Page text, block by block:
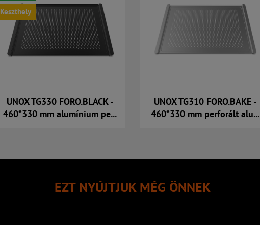
Keszthely
UNOX TG330 FORO.BLACK -
460*330 mm alumínium pe...
Kosárba
UNOX TG310 FORO.BAKE -
460*330 mm perforált alu...
Kosárba
EZT NYÚJTJUK MÉG ÖNNEK